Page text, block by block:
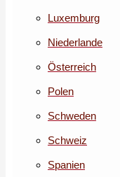
Luxemburg
Niederlande
Österreich
Polen
Schweden
Schweiz
Spanien